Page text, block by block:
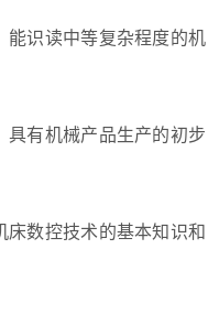
识读中等复杂程度的机
有机械产品生产的初步
数控技术的基本知识和